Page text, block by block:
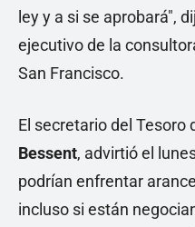
ley y a si se aprobará",
ejecutivo de la
San Francisco.
El secretario del Tesoro
Bessent, advirtió el
podrían enfrentar
incluso si están